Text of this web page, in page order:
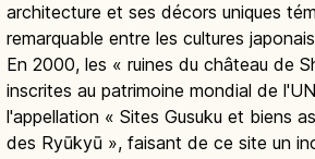
architecture et ses décors uniques
remarquable entre les cultures
En 2000, les « ruines du château de
inscrites au patrimoine mondial de
l'appellation « Sites Gusuku et biens
des Ryūkyū », faisant de ce site un